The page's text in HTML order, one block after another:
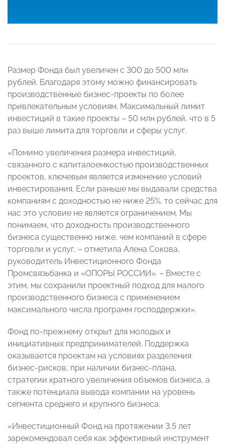
Размер Фонда был увеличен с 300 до 500 млн
рублей. Благодаря этому можно финансировать
производственные бизнес-проекты по более
привлекательным условиям. Максимальный лимит
инвестиций в такие проекты – 50 млн рублей, что в 5
раз выше лимита для торговли и сферы услуг.
«Помимо увеличения размера инвестиций,
связанного с капиталоемкостью производственных
проектов, ключевым является изменение условий
инвестирования. Если раньше мы выдавали средства
компаниям с доходностью не ниже 25%, то сейчас для
нас это условие не является ограничением. Мы
понимаем, что доходность производственного
бизнеса существенно ниже, чем компаний в сфере
торговли и услуг, – отметила Алена Сокова,
руководитель Инвестиционного Фонда
Промсвязьбанка и «ОПОРЫ РОССИИ». – Вместе с
этим, мы сохранили проектный подход для малого
производственного бизнеса с применением
максимального числа программ господдержки».
Фонд по-прежнему открыт для молодых и
инициативных предпринимателей. Поддержка
оказывается проектам на условиях разделения
бизнес-рисков, при наличии бизнес-плана,
стратегии кратного увеличения объемов бизнеса, а
также потенциала вывода компании на уровень
сегмента среднего и крупного бизнеса.
«Инвестиционный Фонд на протяжении 3,5 лет
зарекомендовал себя как эффективный инструмент